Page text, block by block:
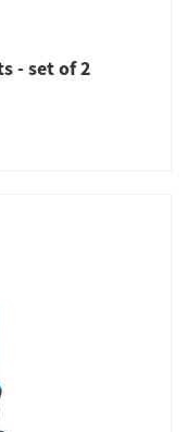
- set of 2